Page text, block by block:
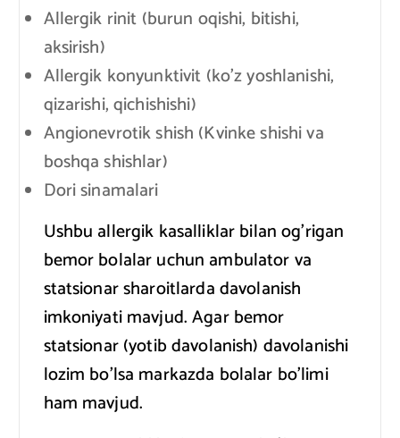
Allergik rinit (burun oqishi, bitishi,
aksirish)
Allergik konyunktivit (ko’z yoshlanishi,
qizarishi, qichishishi)
Angionevrotik shish (Kvinke shishi va
boshqa shishlar)
Dori sinamalari
Ushbu allergik kasalliklar bilan og’rigan
bemor bolalar uchun ambulator va
statsionar sharoitlarda davolanish
imkoniyati mavjud. Agar bemor
statsionar (yotib davolanish) davolanishi
lozim bo’lsa markazda bolalar bo’limi
ham mavjud.